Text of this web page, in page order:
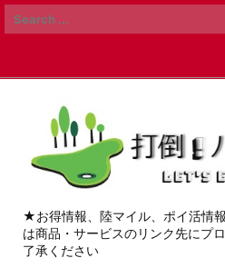
★お得情報、陸マイル、ポイ活
は商品・サービスのリンク先にプ
了承ください